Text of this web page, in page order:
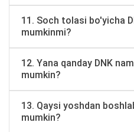
11. Soch tolasi bo'yicha
mumkinmi?
12. Yana qanday DNK
mumkin?
13. Qaysi yoshdan
mumkin?